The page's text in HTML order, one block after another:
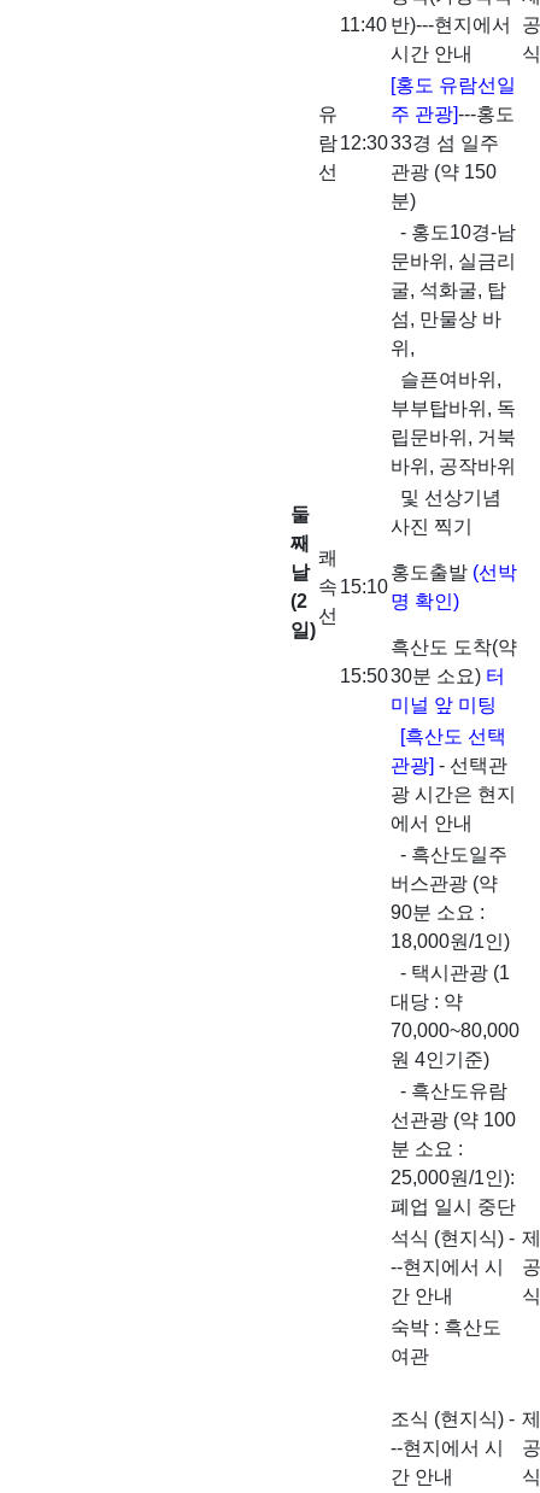
둘
째
날
(2
일)
11:40 반)---현지에서
시간 안내
공
식
유
람
선
12:30
[홍도 유람선일
주 관광]---홍도
33경 섬 일주
관광 (약 150
분)
- 홍도10경-남
문바위, 실금리
굴, 석화굴, 탑
섬, 만물상 바
위,
슬픈여바위,
부부탑바위, 독
립문바위, 거북
바위, 공작바위
및 선상기념
사진 찍기
쾌
속
선
15:10
홍도출발 (선박
명 확인)
15:50
흑산도 도착(약
30분 소요) 터
미널 앞 미팅
[흑산도 선택
관광] - 선택관
광 시간은 현지
에서 안내
- 흑산도일주
버스관광 (약
90분 소요 :
18,000원/1인)
- 택시관광 (1
대당 : 약
70,000~80,000
원 4인기준)
- 흑산도유람
선관광 (약 100
분 소요 :
25,000원/1인):
폐업 일시 중단
석식 (현지식) -
--현지에서 시
간 안내
제
공
식
숙박 : 흑산도
여관
조식 (현지식) -
--현지에서 시
간 안내
제
공
식